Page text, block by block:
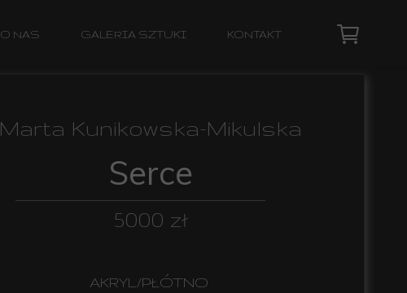
Serce
Marta Kunikowska-Mikulska
5000 zł
AKRYL/PŁÓTNO
O NAS GALERIA SZTUKI KONTAKT